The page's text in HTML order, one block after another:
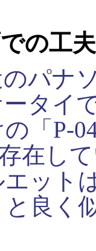
の工夫
パナ
タイ
「P-
在し
ット
と良く